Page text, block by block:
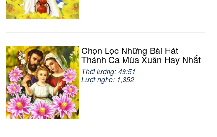
Chọn Lọc Những Bài Hát
Thánh Ca Mùa Xuân Hay Nhất
Thời lượng: 49:51
Lượt nghe: 1,352